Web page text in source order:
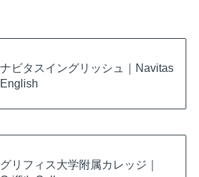
ナビタスイングリッシュ｜Navitas
English
グリフィス大学附属カレッジ｜